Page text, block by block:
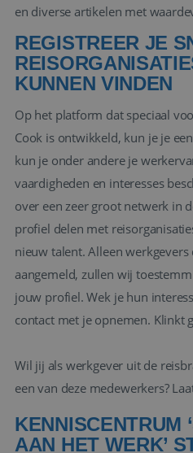
en diverse artikelen met
REGISTREER JE
KUNNEN VINDEN
Op het platform dat speciaal
Cook is ontwikkeld, kun je je
kun je onder andere je
vaardigheden en interesses
over een zeer groot netwerk in
profiel delen met
nieuw talent. Alleen
aangemeld, zullen wij
jouw profiel. Wek je hun
contact met je opnemen. Klinkt
Wil jij als werkgever uit de
een van deze medewerkers?
KENNISCENTRUM
AAN HET WERK’